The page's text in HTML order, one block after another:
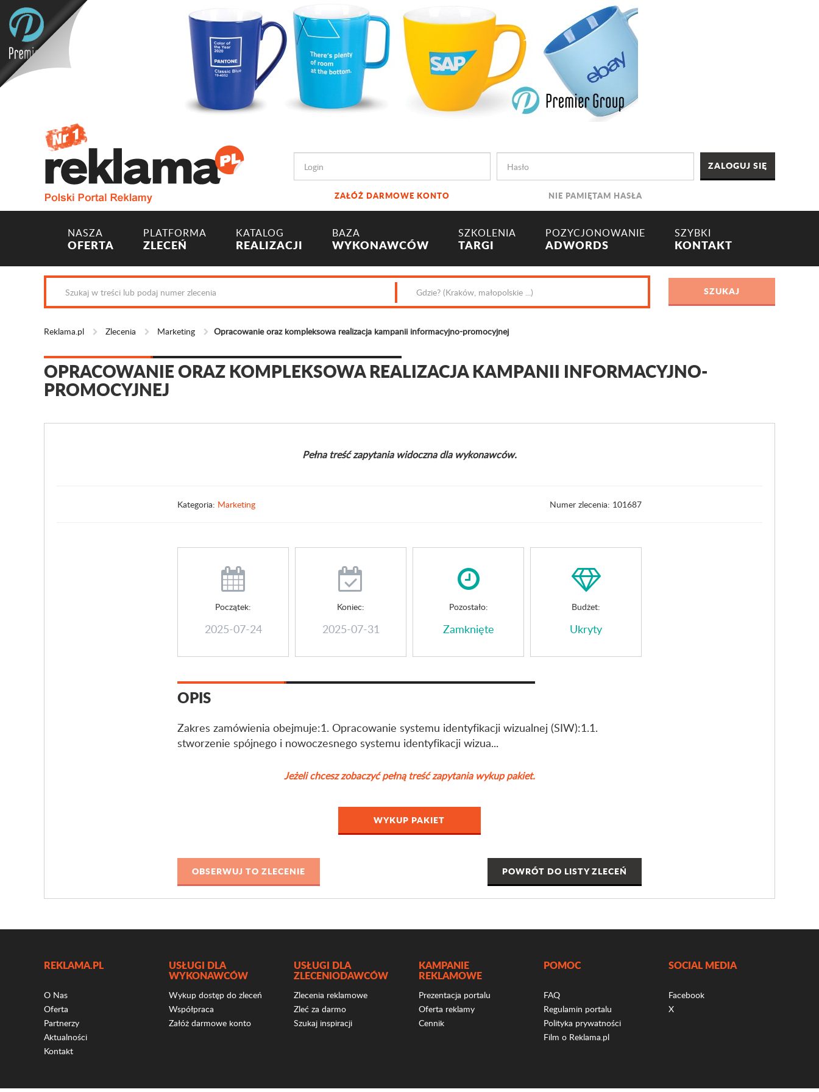
ZAŁÓŻ DARMOWE KONTO NIE PAMIĘTAM HASŁA
NASZA
OFERTA
PLATFORMA
ZLECEŃ
KATALOG
REALIZACJI
BAZA
WYKONAWCÓW
SZKOLENIA
TARGI
POZYCJONOWANIE
ADWORDS
SZYBKI
KONTAKT
Reklama.pl Zlecenia Marketing Opracowanie oraz kompleksowa realizacja kampanii informacyjno-promocyjnej
OPRACOWANIE ORAZ KOMPLEKSOWA REALIZACJA KAMPANII INFORMACYJNO-
PROMOCYJNEJ
Pełna treść zapytania widoczna dla wykonawców.
Kategoria: Marketing Numer zlecenia: 101687
Początek:
2025-07-24
Koniec:
2025-07-31
Pozostało:
Zamknięte
Budżet:
Ukryty
OPIS
Zakres zamówienia obejmuje:1. Opracowanie systemu identyfikacji wizualnej (SIW):1.1.
stworzenie spójnego i nowoczesnego systemu identyfikacji wizua...
Jeżeli chcesz zobaczyć pełną treść zapytania wykup pakiet.
WYKUP PAKIET
POWRÓT DO LISTY ZLECEŃ
REKLAMA.PL
O Nas
Oferta
Partnerzy
Aktualności
Kontakt
USŁUGI DLA
WYKONAWCÓW
Wykup dostęp do zleceń
Współpraca
Załóż darmowe konto
USŁUGI DLA
ZLECENIODAWCÓW
Zlecenia reklamowe
Zleć za darmo
Szukaj inspiracji
KAMPANIE
REKLAMOWE
Prezentacja portalu
Oferta reklamy
Cennik
POMOC
FAQ
Regulamin portalu
Polityka prywatności
Film o Reklama.pl
SOCIAL MEDIA
Facebook
X